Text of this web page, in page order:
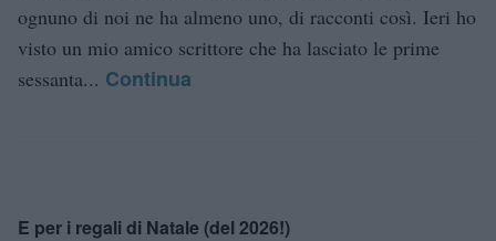
ognuno di noi ne ha almeno uno, di racconti così. Ieri ho
visto un mio amico scrittore che ha lasciato le prime
sessanta... Continua
E per i regali di Natale (del 2026!)